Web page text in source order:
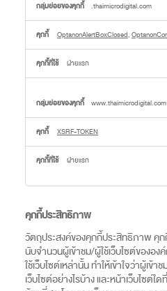
จำเป็น
.thaimicrodigital.com
OptanonAlertBoxClosed,
ฝ่ายแรก
www.thaimicrodigital.com
XSRF-TOKEN
ฝ่ายแรก
คุกกี้ประสิทธิภาพ
วัตถุประสงค์ของคุกกี้ประสิทธิภาพ คุก
นับจำนวนผู้เข้าชม/ผู้ใช้เว็บไซต์ขององ
ใช้เว็บไซต์เหล่านั้น ทำให้เข้าใจว่าผู้เ
เว็บไซต์อย่างไรบ้าง และหน้าเว็บไซต์